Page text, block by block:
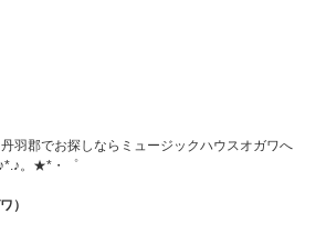
羽郡でお探しならミュージックハウスオガワへ
。★*・゜
）